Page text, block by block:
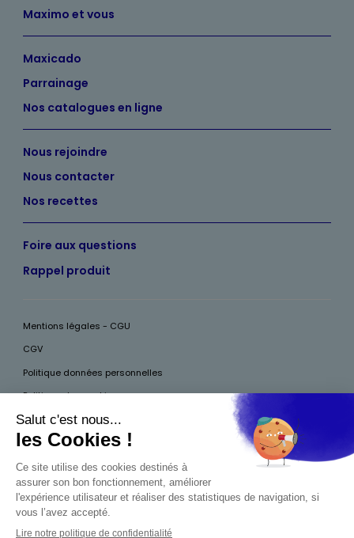
Maximo et vous
Maxicado
Parrainage
Nos catalogues en ligne
Nous rejoindre
Nous contacter
Nos recettes
Foire aux questions
Rappel produit
Mentions légales - CGU
CGV
Politique données personnelles
Politique des cookies
Accessibilité
Pour votre santé, mangez au moins cinq fruits et légumes par jour, plus
d’infos surwww.mangerbouger.fr